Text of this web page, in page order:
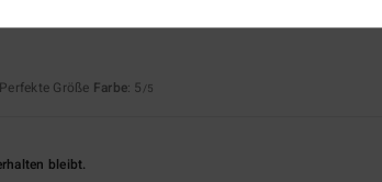
Größe Farbe: 5 /5
bleibt.